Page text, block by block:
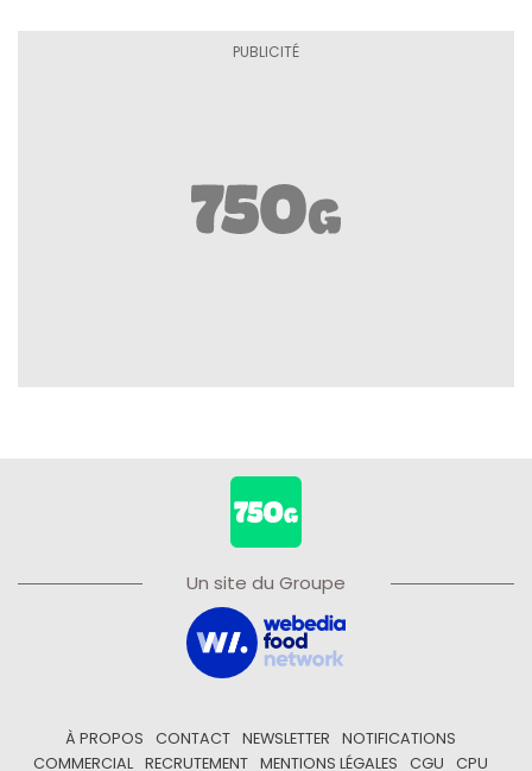
Un site du Groupe
À PROPOS CONTACT NEWSLETTER
NOTIFICATIONS
COMMERCIAL
RECRUTEMENT MENTIONS LÉGALES CGU CPU